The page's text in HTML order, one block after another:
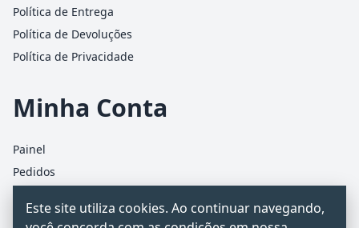
Política de Entrega
Política de Devoluções
Política de Privacidade
Minha Conta
Painel
Pedidos
Carrinho
Este site utiliza cookies. Ao continuar navegando,